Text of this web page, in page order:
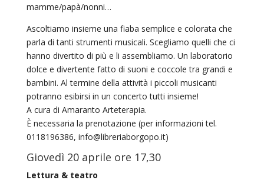
mamme/papà/nonni…
Ascoltiamo insieme una fiaba semplice e colorata che
parla di tanti strumenti musicali. Scegliamo quelli che ci
hanno divertito di più e li assembliamo. Un laboratorio
dolce e divertente fatto di suoni e coccole tra grandi e
bambini. Al termine della attività i piccoli musicanti
potranno esibirsi in un concerto tutti insieme!
A cura di Amaranto Arteterapia.
È necessaria la prenotazione (per informazioni tel.
0118196386, info@libreriaborgopo.it)
Giovedì 20 aprile ore 17,30
Lettura & teatro